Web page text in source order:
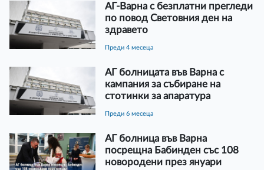
АГ-Варна с безплатни прегледи
по повод Световния ден на
здравето
преди 4 месеца
АГ болницата във Варна с
кампания за събиране на
стотинки за апаратура
преди 6 месеца
АГ болница във Варна
посрещна Бабинден със 108
новородени през януари